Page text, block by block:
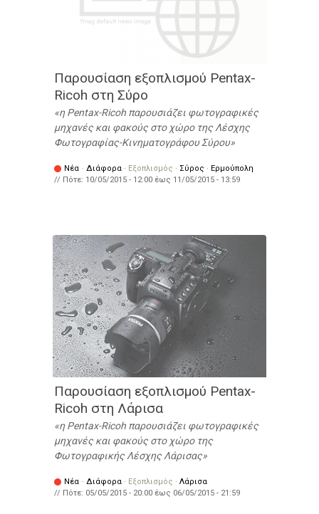
Παρουσίαση εξοπλισμού Pentax-
Ricoh στη Σύρο
η Pentax-Ricoh παρουσιάζει φωτογραφικές
μηχανές και φακούς στο χώρο της Λέσχης
Φωτογραφίας-Κινηματογράφου Σύρου
Νέα · Διάφορα · Εξοπλισμός · Σύρος · Ερμούπολη
// Πότε: 10/05/2015 - 12:00 έως 11/05/2015 - 13:59
Παρουσίαση εξοπλισμού Pentax-
Ricoh στη Λάρισα
η Pentax-Ricoh παρουσιάζει φωτογραφικές
μηχανές και φακούς στο χώρο της
Φωτογραφικής Λέσχης Λάρισας
Νέα · Διάφορα · Εξοπλισμός · Λάρισα
// Πότε: 05/05/2015 - 20:00 έως 06/05/2015 - 21:59